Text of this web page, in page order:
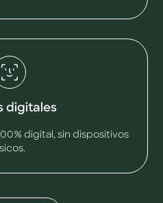
digitales
digital, sin dispositivos